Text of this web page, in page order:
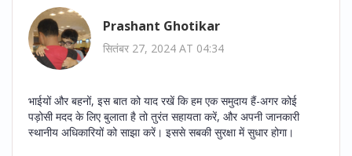
Prashant Ghotikar
सितंबर 27, 2024 AT 04:34
भाईयों और बहनों, इस बात को याद रखें कि हम एक समुदाय हैं-अगर कोई
पड़ोसी मदद के लिए बुलाता है तो तुरंत सहायता करें, और अपनी जानकारी
स्थानीय अधिकारियों को साझा करें। इससे सबकी सुरक्षा में सुधार होगा।